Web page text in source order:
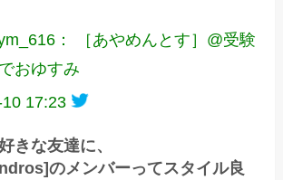
： ［あやめんとす］@受験
おゆすみ
17:23
きな友達に、
のメンバーってスタイル良